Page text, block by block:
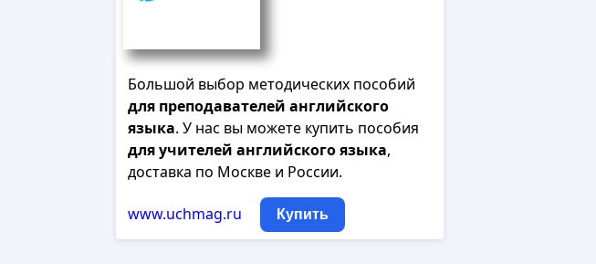
Большой выбор методических пособий
для преподавателей английского
языка. У нас вы можете купить пособия
дляучителей английскогоязыка,
доставка по Москве и России.
www.uchmag.ru Купить